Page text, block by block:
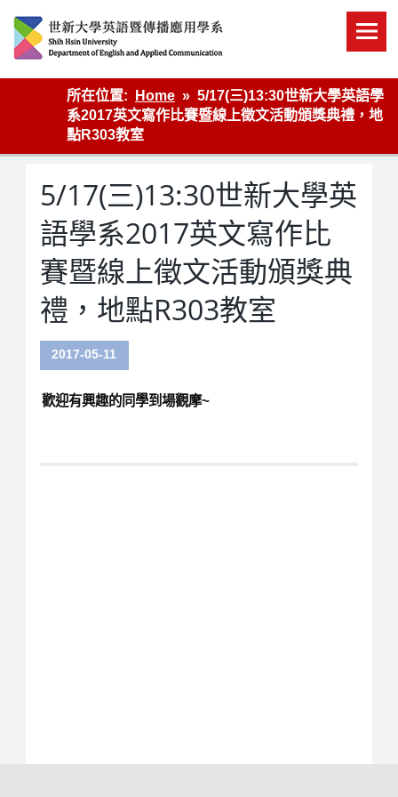
content
英語傳播
所在位置:
Home
5/17(三)13:30世新大學英語學
系2017英文寫作比賽暨線上徵文活動頒獎典禮，地
點R303教室
5/17(三)13:30世新大學英
語學系2017英文寫作比
賽暨線上徵文活動頒獎典
禮，地點R303教室
2017-05-11
歡迎有興趣的同學到場觀摩~